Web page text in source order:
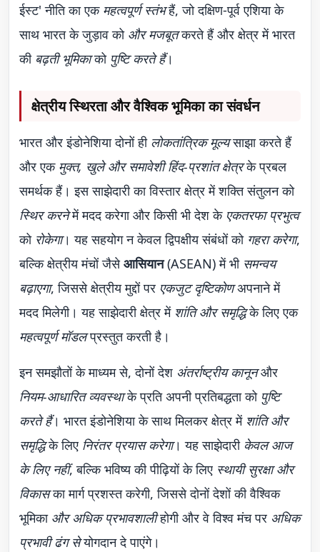
ईस्ट' नीति का एक महत्वपूर्ण स्तंभहैं, जो दक्षिण-पूर्व एशिया के
साथ भारत के जुड़ाव को और मजबूतकरते हैं और क्षेत्र में भारत
की बढ़ती भूमिकाको पुष्टि करते हैं।
क्षेत्रीय स्थिरता और वैश्विक भूमिका का संवर्धन
भारत और इंडोनेशिया दोनों ही लोकतांत्रिक मूल्यसाझा करते हैं
और एक मुक्त, खुले और समावेशी हिंद-प्रशांत क्षेत्रके प्रबल
समर्थक हैं। इस साझेदारी का विस्तार क्षेत्र में शक्ति संतुलन को
स्थिर करनेमें मदद करेगा और किसी भी देश के एकतरफा प्रभुत्व
को रोकेगा। यह सहयोग न केवल द्विपक्षीय संबंधों को गहरा करेगा,
बल्कि क्षेत्रीय मंचों जैसेआसियान(ASEAN) में भी समन्वय
बढ़ाएगा, जिससे क्षेत्रीय मुद्दों पर एकजुट दृष्टिकोणअपनाने में
मदद मिलेगी। यह साझेदारी क्षेत्र में शांति और समृद्धिके लिए एक
महत्वपूर्ण मॉडलप्रस्तुत करती है।
इन समझौतों के माध्यम से, दोनों देश अंतर्राष्ट्रीय कानूनऔर
नियम-आधारित व्यवस्थाके प्रति अपनी प्रतिबद्धता को पुष्टि
करते हैं। भारत इंडोनेशिया के साथ मिलकर क्षेत्र में शांति और
समृद्धिके लिए निरंतर प्रयास करेगा। यह साझेदारी केवल आज
के लिए नहीं, बल्कि भविष्य की पीढ़ियों के लिए स्थायी सुरक्षा और
विकासका मार्ग प्रशस्त करेगी, जिससे दोनों देशों की वैश्विक
भूमिका और अधिक प्रभावशालीहोगी और वे विश्व मंच पर अधिक
प्रभावी ढंग सेयोगदान दे पाएंगे।